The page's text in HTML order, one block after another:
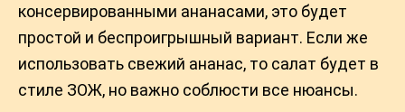
консервированными ананасами, это будет
простой и беспроигрышный вариант. Если же
использовать свежий ананас, то салат будет в
стиле ЗОЖ, но важно соблюсти все нюансы.